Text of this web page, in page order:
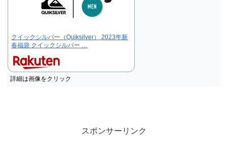
クイックシルバー（Quiksilver） 2023年新
春福袋 クイックシルバー …
詳細は画像をクリック
スポンサーリンク